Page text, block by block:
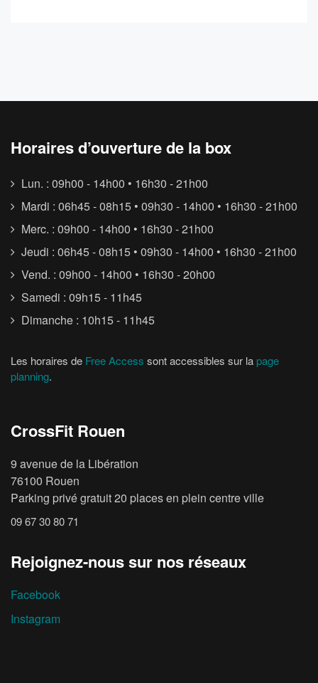
Horaires d’ouverture de la box
Lun. : 09h00 - 14h00 • 16h30 - 21h00
Mardi : 06h45 - 08h15 • 09h30 - 14h00 • 16h30 - 21h00
Merc. : 09h00 - 14h00 • 16h30 - 21h00
Jeudi : 06h45 - 08h15 • 09h30 - 14h00 • 16h30 - 21h00
Vend. : 09h00 - 14h00 • 16h30 - 20h00
Samedi : 09h15 - 11h45
Dimanche : 10h15 - 11h45
Les horaires de Free Access sont accessibles sur la page
planning.
CrossFit Rouen
9 avenue de la Libération
76100 Rouen
Parking privé gratuit 20 places en plein centre ville
09 67 30 80 71
Rejoignez-nous sur nos réseaux
Facebook
Instagram